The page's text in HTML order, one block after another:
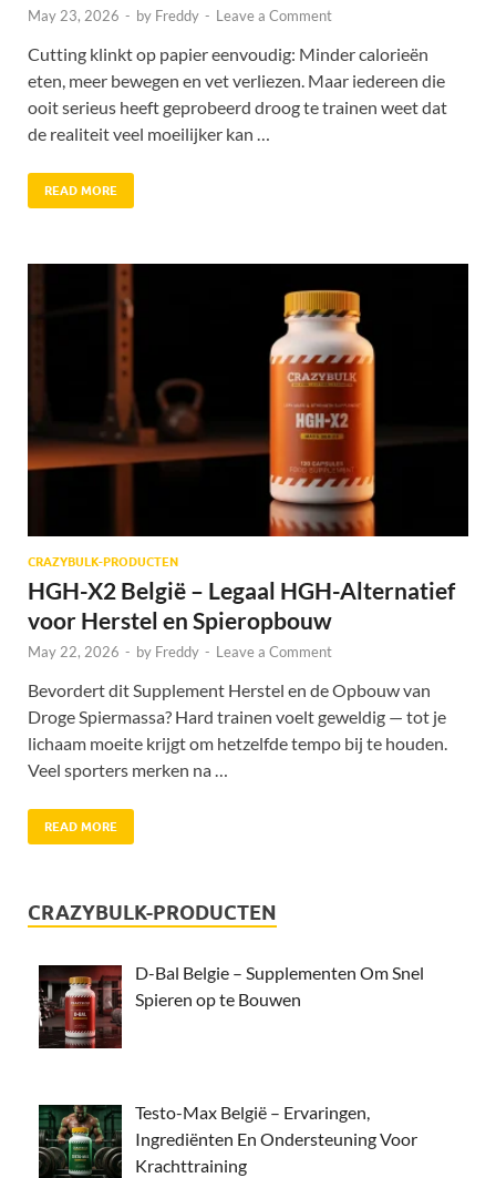
May 23, 2026 - by Freddy - Leave a Comment
Cutting klinkt op papier eenvoudig: Minder calorieën
eten, meer bewegen en vet verliezen. Maar iedereen die
ooit serieus heeft geprobeerd droog te trainen weet dat
de realiteit veel moeilijker kan …
READ MORE
CRAZYBULK-PRODUCTEN
HGH-X2 België – Legaal HGH-Alternatief
voor Herstel en Spieropbouw
May 22, 2026 - by Freddy - Leave a Comment
Bevordert dit Supplement Herstel en de Opbouw van
Droge Spiermassa? Hard trainen voelt geweldig — tot je
lichaam moeite krijgt om hetzelfde tempo bij te houden.
Veel sporters merken na …
READ MORE
CRAZYBULK-PRODUCTEN
D-Bal Belgie – Supplementen Om Snel
Spieren op te Bouwen
Testo-Max België – Ervaringen,
Ingrediënten En Ondersteuning Voor
Krachttraining